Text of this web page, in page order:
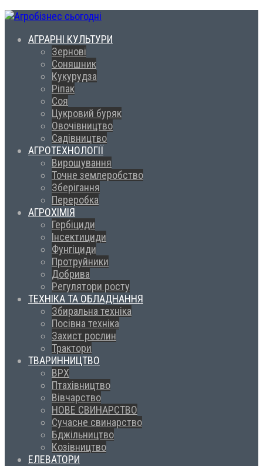
АГРАРНІ КУЛЬТУРИ
Зернові
Соняшник
Кукурудза
Ріпак
Соя
Цукровий буряк
Овочівництво
Садівництво
АГРОТЕХНОЛОГІЇ
Вирощування
Точне землеробство
Зберігання
Переробка
АГРОХІМІЯ
Гербіциди
Інсектициди
Фунгіциди
Протруйники
Добрива
Регулятори росту
ТЕХНІКА ТА ОБЛАДНАННЯ
Збиральна техніка
Посівна техніка
Захист рослин
Трактори
ТВАРИННИЦТВО
ВРХ
Птахівництво
Вівчарство
НОВЕ СВИНАРСТВО
Сучасне свинарство
Бджільництво
Козівництво
ЕЛЕВАТОРИ